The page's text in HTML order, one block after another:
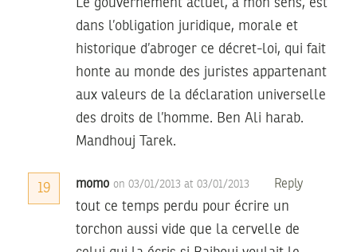
Le gouvernement actuel, à mon sens, est
dans l’obligation juridique, morale et
historique d’abroger ce décret-loi, qui fait
honte au monde des juristes appartenant
aux valeurs de la déclaration universelle
des droits de l’homme. Ben Ali harab.
Mandhouj Tarek.
19 momo on 03/01/2013 at 03/01/2013 Reply
tout ce temps perdu pour écrire un
torchon aussi vide que la cervelle de